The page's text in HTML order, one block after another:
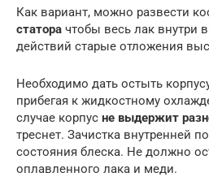
Как вариант, можно развести
статора чтобы весь лак внутри
действий старые отложения
Необходимо дать остыть
прибегая к жидкостному
случае корпус не выдержит
треснет. Зачистка внутренней
состояния блеска. Не должно
оплавленного лака и меди.